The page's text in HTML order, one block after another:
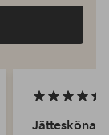
Jättesköna